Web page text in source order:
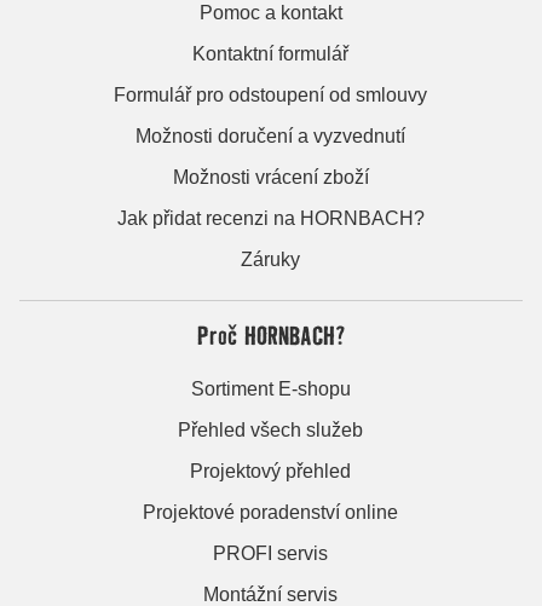
Pomoc a kontakt
Kontaktní formulář
Formulář pro odstoupení od smlouvy
Možnosti doručení a vyzvednutí
Možnosti vrácení zboží
Jak přidat recenzi na HORNBACH?
Záruky
Proč HORNBACH?
Sortiment E-shopu
Přehled všech služeb
Projektový přehled
Projektové poradenství online
PROFI servis
Montážní servis